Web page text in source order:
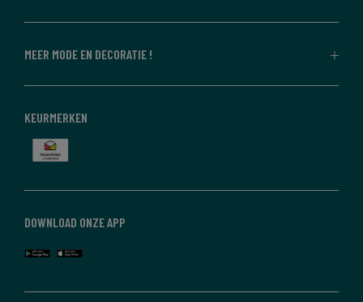
MEER MODE EN DECORATIE !
DOWNLOAD ONZE APP
KEURMERKEN